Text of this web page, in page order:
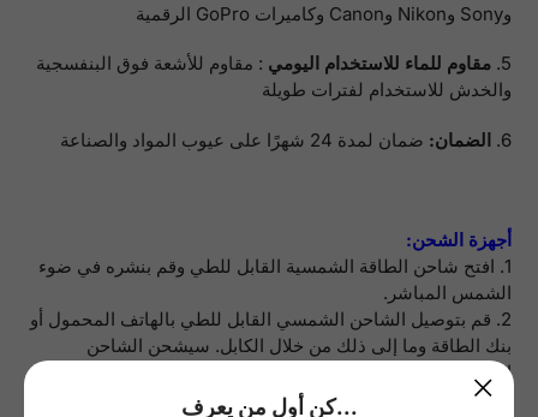
وSony وNikon وCanon وكاميرات GoPro الرقمية
5. مقاوم للماء للاستخدام اليومي : مقاوم للأشعة فوق البنفسجية
والخدش للاستخدام لفترات طويلة
6. الضمان: ضمان لمدة 24 شهرًا على عيوب المواد والصناعة
أجهزة الشحن:
1. افتح شاحن الطاقة الشمسية القابل للطي وقم بنشره في ضوء
الشمس المباشر.
2. قم بتوصيل الشاحن الشمسي القابل للطي بالهاتف المحمول أو
بنك الطاقة وما إلى ذلك من خلال الكابل. سيشحن الشاحن
الشمسي القابل للطي الأجهزة تلقائيًا.
كن أول من يعرف...